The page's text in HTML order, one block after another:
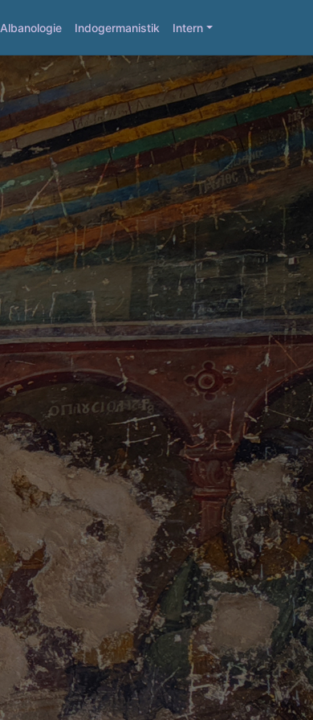
Albanologie Indogermanistik Intern